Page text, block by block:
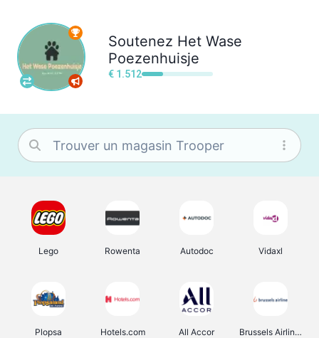
Soutenez Het Wase
Poezenhuisje
€ 1.512
Lego Rowenta Autodoc Vidaxl
Plopsa Hotels.com All Accor Brussels Airlines